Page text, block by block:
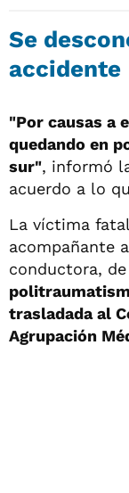
Se
accidente
"Por causas a
quedando en
sur", informó
acuerdo a lo
La víctima
acompañante
conductora,
trasladada al
Agrupación